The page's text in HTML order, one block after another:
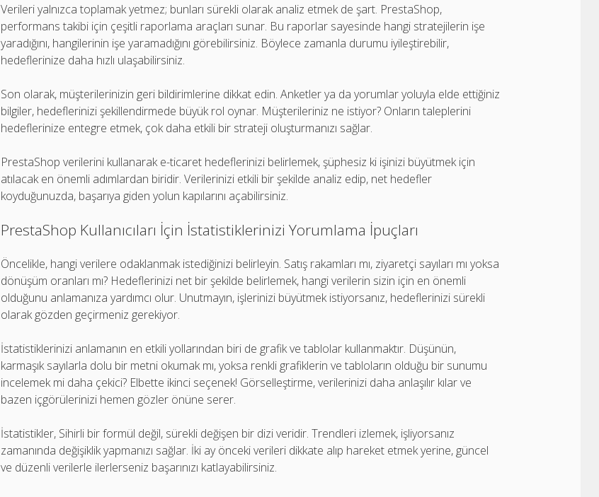
Verileri yalnızca toplamak yetmez; bunları sürekli olarak analiz etmek de şart. PrestaShop,
performans takibi için çeşitli raporlama araçları sunar. Bu raporlar sayesinde hangi stratejilerin işe
yaradığını, hangilerinin işe yaramadığını görebilirsiniz. Böylece zamanla durumu iyileştirebilir,
hedeflerinize daha hızlı ulaşabilirsiniz.
Son olarak, müşterilerinizin geri bildirimlerine dikkat edin. Anketler ya da yorumlar yoluyla elde ettiğiniz
bilgiler, hedeflerinizi şekillendirmede büyük rol oynar. Müşterileriniz ne istiyor? Onların taleplerini
hedeflerinize entegre etmek, çok daha etkili bir strateji oluşturmanızı sağlar.
PrestaShop verilerini kullanarak e-ticaret hedeflerinizi belirlemek, şüphesiz ki işinizi büyütmek için
atılacak en önemli adımlardan biridir. Verilerinizi etkili bir şekilde analiz edip, net hedefler
koyduğunuzda, başarıya giden yolun kapılarını açabilirsiniz.
PrestaShop Kullanıcıları İçin İstatistiklerinizi Yorumlama İpuçları
Öncelikle, hangi verilere odaklanmak istediğinizi belirleyin. Satış rakamları mı, ziyaretçi sayıları mı yoksa
dönüşüm oranları mı? Hedeflerinizi net bir şekilde belirlemek, hangi verilerin sizin için en önemli
olduğunu anlamanıza yardımcı olur. Unutmayın, işlerinizi büyütmek istiyorsanız, hedeflerinizi sürekli
olarak gözden geçirmeniz gerekiyor.
İstatistiklerinizi anlamanın en etkili yollarından biri de grafik ve tablolar kullanmaktır. Düşünün,
karmaşık sayılarla dolu bir metni okumak mı, yoksa renkli grafiklerin ve tabloların olduğu bir sunumu
incelemek mi daha çekici? Elbette ikinci seçenek! Görselleştirme, verilerinizi daha anlaşılır kılar ve
bazen içgörülerinizi hemen gözler önüne serer.
İstatistikler, Sihirli bir formül değil, sürekli değişen bir dizi veridir. Trendleri izlemek, işliyorsanız
zamanında değişiklik yapmanızı sağlar. İki ay önceki verileri dikkate alıp hareket etmek yerine, güncel
ve düzenli verilerle ilerlerseniz başarınızı katlayabilirsiniz.